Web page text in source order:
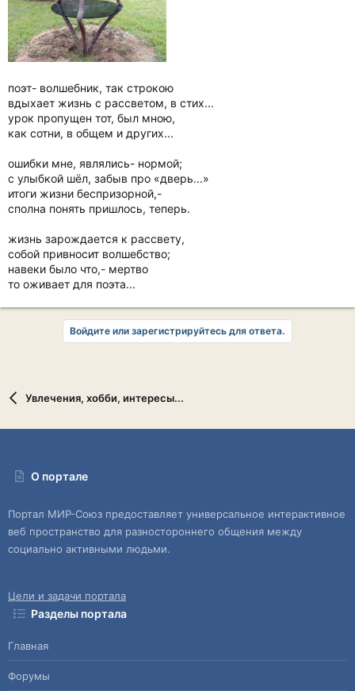
поэт- волшебник, так строкою
вдыхает жизнь с рассветом, в стих...
урок пропущен тот, был мною,
как сотни, в общем и других...
ошибки мне, являлись- нормой;
с улыбкой шёл, забыв про «дверь...»
итоги жизни беспризорной,-
сполна понять пришлось, теперь.
жизнь зарождается к рассвету,
собой привносит волшебство;
навеки было что,- мертво
то оживает для поэта...
Войдите или зарегистрируйтесь для ответа.
Увлечения, хобби, интересы...
О портале
Портал МИР-Союз предоставляет универсальное интерактивное
веб пространство для разностороннего общения между
социально активными людьми.
Цели и задачи портала
Разделы портала
Главная
Форумы